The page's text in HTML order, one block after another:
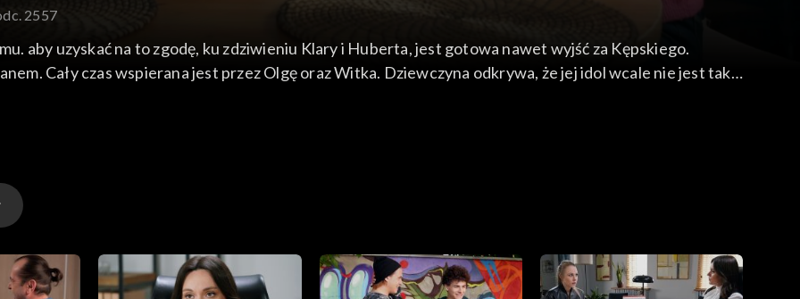
2557
aby uzyskać na to zgodę, ku zdziwieniu Klary i Huberta, jest gotowa nawet wyjść za Kępskiego.
Cały czas wspierana jest przez Olgę oraz Witka. Dziewczyna odkrywa, że jej idol wcale nie jest tak
zwykły mobbing. Z kolei Ewa i Aleks, pod czujnym okiem Alicji, przeprowadzają dla „Szoku”